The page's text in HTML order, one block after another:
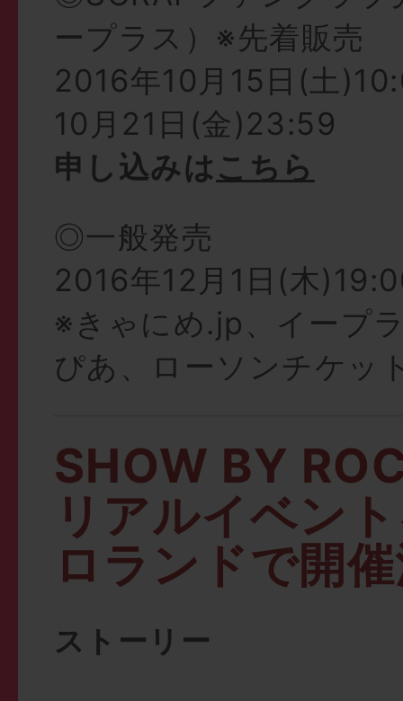
ープラス）※先着販売
2016年10月15日(土
10月21日(金)23:59
申し込みはこちら
◎一般発売
2016年12月1日(木
※きゃにめ.jp、イープ
ぴあ、ローソンチケッ
SHOW BY
リアルイベン
ロランドで開
ストーリー